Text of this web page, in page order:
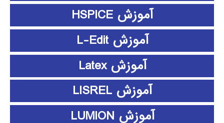
آموزش HSPICE
آموزش L-Edit
آموزش Latex
آموزش LISREL
آموزش LUMION